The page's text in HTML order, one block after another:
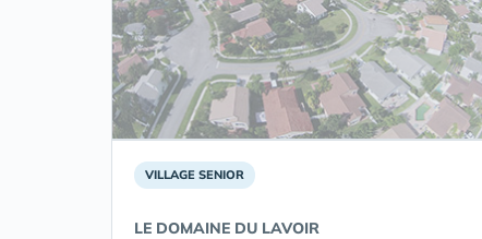
VILLAGE SENIOR
LE DOMAINE DU LAVOIR